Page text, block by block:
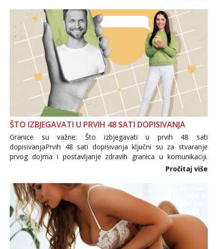
ŠTO IZBJEGAVATI U PRVIH 48 SATI DOPISIVANJA
Granice su važne: Što izbjegavati u prvih 48 sati
dopisivanjaPrvih 48 sati dopisivanja ključni su za stvaranje
prvog dojma i postavljanje zdravih granica u komunikaciji.
Važno je izbjeći prebrzo otkrivanje osobnih ili intimnih
informacija, jer nepoznata osoba još nije zaslužila to
povjerenje. Takođe...
Pročitaj više